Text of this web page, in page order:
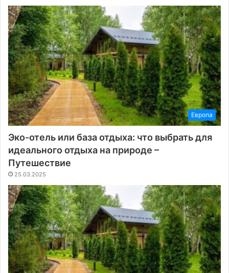
Европа
Эко-отель или база отдыха: что выбрать для
идеального отдыха на природе –
Путешествие
25.03.2025